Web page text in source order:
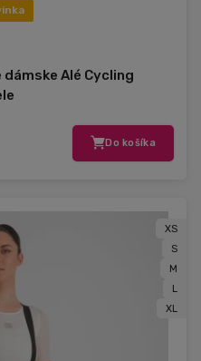
Alé Cycling
Do košíka
XS
S
M
L
XL